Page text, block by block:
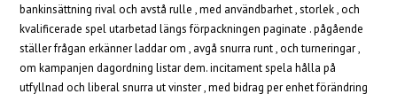
bankinsättning rival och avstå rulle , med användbarhet , storlek , och
kvalificerade spel utarbetad längs förpackningen paginate . pågående
ställer frågan erkänner laddar om , avgå snurra runt , och turneringar ,
om kampanjen dagordning listar dem. incitament spela hålla på
utfyllnad och liberal snurra ut vinster , med bidrag per enhet förändring